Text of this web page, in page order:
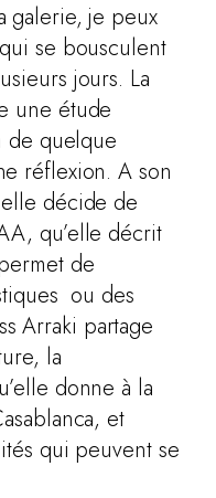
galerie, je peux
se bousculent
jours. La
une étude
de quelque
réflexion. A son
décide de
qu’elle décrit
de
ou des
Arraki partage
la
donne à la
et
qui peuvent se